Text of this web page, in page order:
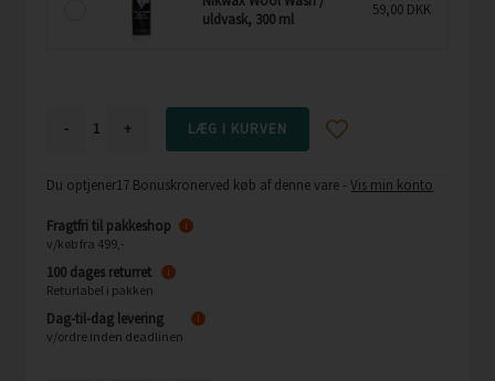
uldvask, 300 ml
59,00 DKK
- +
Du optjener17 Bonuskronerved køb af denne vare -Vis min konto
Fragtfri til pakkeshop
v/køb fra 499,-
i
100 dages returret
Returlabel i pakken
i
Dag-til-dag levering
v/ordre inden deadlinen
i